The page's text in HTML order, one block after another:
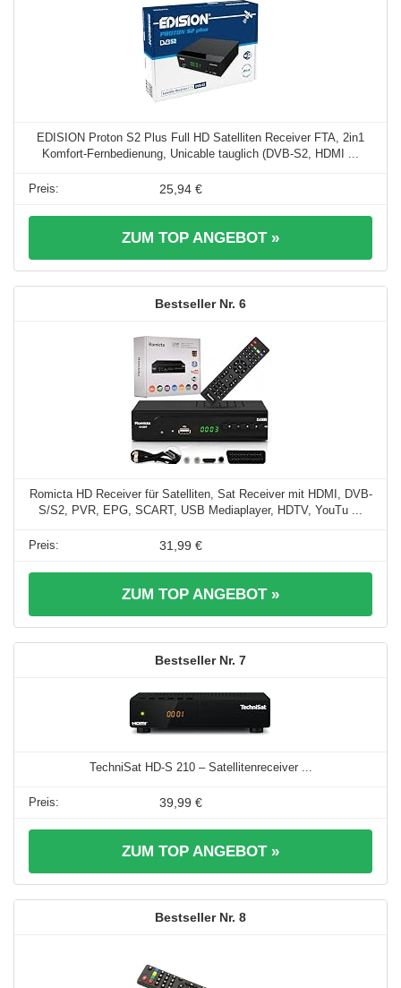
EDISION Proton S2 Plus Full HD Satelliten Receiver FTA, 2in1
Komfort-Fernbedienung, Unicable tauglich (DVB-S2, HDMI ...
25,94 €
ZUM TOP ANGEBOT »
6
Romicta HD Receiver für Satelliten, Sat Receiver mit HDMI, DVB-
S/S2, PVR, EPG, SCART, USB Mediaplayer, HDTV, YouTu ...
31,99 €
ZUM TOP ANGEBOT »
7
TechniSat HD-S 210 – Satellitenreceiver ...
39,99 €
ZUM TOP ANGEBOT »
8